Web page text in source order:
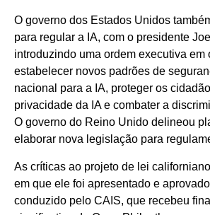
O governo dos Estados Unidos
para regular a IA, com o presidente
introduzindo uma ordem executiva em
estabelecer novos padrões de
nacional para a IA, proteger os
privacidade da IA e combater a
O governo do Reino Unido delineou
elaborar nova legislação para
As críticas ao projeto de lei
em que ele foi apresentado e
conduzido pelo CAIS, que recebeu